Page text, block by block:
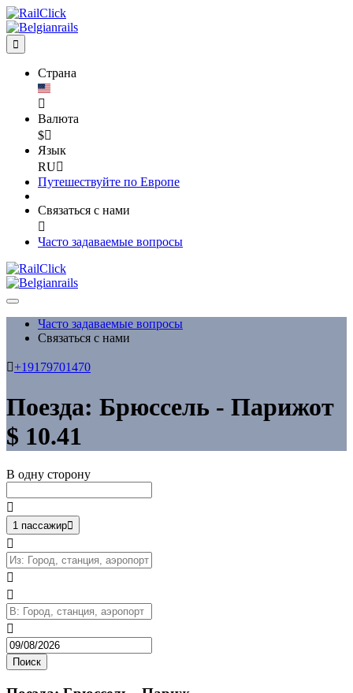

Страна

Валюта
$
Язык
RU
Путешествуйте по Европе
Связаться с нами

Часто задаваемые вопросы
Часто задаваемые вопросы
Связаться с нами
+19179701470
Поезда: Брюссель - Парижот
$ 10.41
В одну сторону

1 пассажир




Поиск